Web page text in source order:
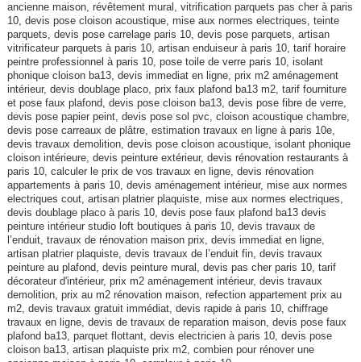
ancienne maison, révêtement mural, vitrification parquets pas cher à paris
10, devis pose cloison acoustique, mise aux normes electriques, teinte
parquets, devis pose carrelage paris 10, devis pose parquets, artisan
vitrificateur parquets à paris 10, artisan enduiseur à paris 10, tarif horaire
peintre professionnel à paris 10, pose toile de verre paris 10, isolant
phonique cloison ba13, devis immediat en ligne, prix m2 aménagement
intérieur, devis doublage placo, prix faux plafond ba13 m2, tarif fourniture
et pose faux plafond, devis pose cloison ba13, devis pose fibre de verre,
devis pose papier peint, devis pose sol pvc, cloison acoustique chambre,
devis pose carreaux de plâtre, estimation travaux en ligne à paris 10e,
devis travaux demolition, devis pose cloison acoustique, isolant phonique
cloison intérieure, devis peinture extérieur, devis rénovation restaurants à
paris 10, calculer le prix de vos travaux en ligne, devis rénovation
appartements à paris 10, devis aménagement intérieur, mise aux normes
electriques cout, artisan platrier plaquiste, mise aux normes electriques,
devis doublage placo à paris 10, devis pose faux plafond ba13 devis
peinture intérieur studio loft boutiques à paris 10, devis travaux de
l’enduit, travaux de rénovation maison prix, devis immediat en ligne,
artisan platrier plaquiste, devis travaux de l’enduit fin, devis travaux
peinture au plafond, devis peinture mural, devis pas cher paris 10, tarif
décorateur d'intérieur, prix m2 aménagement intérieur, devis travaux
demolition, prix au m2 rénovation maison, refection appartement prix au
m2, devis travaux gratuit immédiat, devis rapide à paris 10, chiffrage
travaux en ligne, devis de travaux de reparation maison, devis pose faux
plafond ba13, parquet flottant, devis electricien à paris 10, devis pose
cloison ba13, artisan plaquiste prix m2, combien pour rénover une